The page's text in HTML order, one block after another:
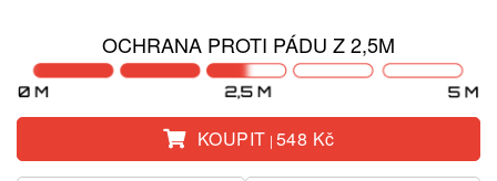
OCHRANA PROTI PÁDU Z 2,5M
KOUPIT | 548 Kč